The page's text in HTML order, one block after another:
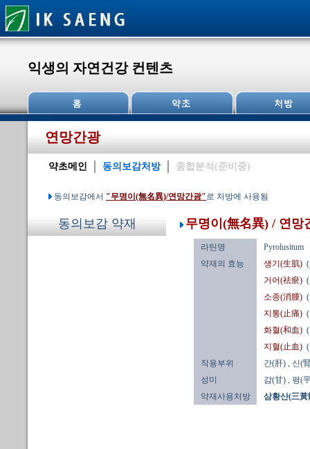
익생의 자연건강 컨텐츠
연망간광
약초메인 동의보감처방 종합분석(준비중)
동의보감에서 "무명이(無名異)/연망간광"로 처방에 사용됨
동의보감 약재 무명이(無名異) / 연망
라틴명
Pyrolusitum
약재의 효능
생기(生肌)
거어(祛瘀)
소종(消腫)
지통(止痛)
화혈(和血)
지혈(止血)
작용부위
간(肝)
, 신(
성미
감(甘)
, 평(
약재사용처방
삼황산(三黃